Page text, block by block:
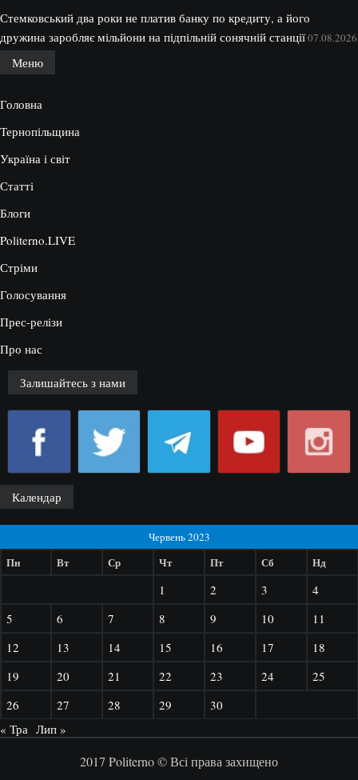
Стемковський два роки не платив банку по кредиту, а його
дружина заробляє мільйони на підпільній сонячній станції07.08.2026
Меню
Головна
Тернопільщина
Україна і світ
Статті
Блоги
Politerno.LIVE
Стріми
Голосування
Прес-релізи
Про нас
Залишайтесь з нами
Календар
Червень 2023
Пн Вт Ср Чт Пт Сб Нд
1 2 3
4
5
6 7 8 9 10
11
12
13 14 15 16 17
18
19
20 21 22 23 24
25
26
27 28 29
30
« Тра Лип »
2017 Politerno © Всі права захищено